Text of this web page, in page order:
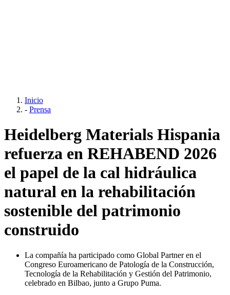
Inicio
- Prensa
Heidelberg Materials Hispania
refuerza en REHABEND 2026
el papel de la cal hidráulica
natural en la rehabilitación
sostenible del patrimonio
construido
La compañía ha participado como Global Partner en el
Congreso Euroamericano de Patología de la Construcción,
Tecnología de la Rehabilitación y Gestión del Patrimonio,
celebrado en Bilbao, junto a Grupo Puma.